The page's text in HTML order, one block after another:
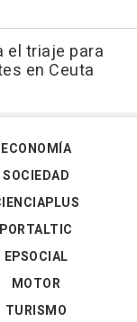
el triaje para
en Ceuta
ECONOMÍA
SOCIEDAD
PORTALTIC
EPSOCIAL
MOTOR
TURISMO